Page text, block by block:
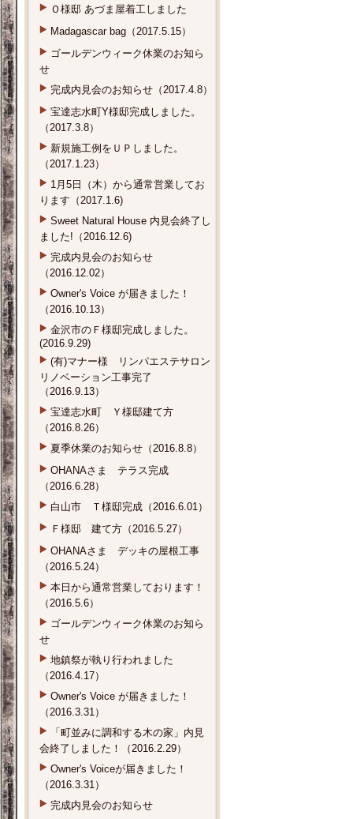
Ｏ様邸 あづま屋着工しました
Madagascar bag（2017.5.15）
ゴールデンウィーク休業のお知ら
せ
完成内見会のお知らせ（2017.4.8）
宝達志水町Y様邸完成しました。
（2017.3.8）
新規施工例をＵＰしました。
（2017.1.23）
1月5日（木）から通常営業してお
ります（2017.1.6)
Sweet Natural House 内見会終了し
ました!（2016.12.6)
完成内見会のお知らせ
（2016.12.02）
Owner's Voice が届きました！
（2016.10.13）
金沢市のＦ様邸完成しました。
(2016.9.29)
(有)マナー様 リンパエステサロン
リノベーション工事完了
（2016.9.13）
宝達志水町 Ｙ様邸建て方
（2016.8.26）
夏季休業のお知らせ（2016.8.8）
OHANAさま テラス完成
（2016.6.28）
白山市 Ｔ様邸完成（2016.6.01）
Ｆ様邸 建て方（2016.5.27）
OHANAさま デッキの屋根工事
（2016.5.24）
本日から通常営業しております！
（2016.5.6）
ゴールデンウィーク休業のお知ら
せ
地鎮祭が執り行われました
（2016.4.17）
Owner's Voice が届きました！
（2016.3.31）
「町並みに調和する木の家」内見
会終了しました！（2016.2.29）
Owner's Voiceが届きました！
（2016.3.31）
完成内見会のお知らせ